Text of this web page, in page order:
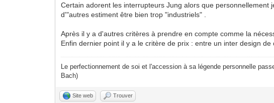
Certain adorent les interrupteurs Jung alors que
d'"autres estiment être bien trop "industriels" .
Après il y a d'autres critères à prendre en compte comme la
Enfin dernier point il y a le critère de prix : entre un inter design
Le perfectionnement de soi et l'accession à sa légende personnelle
Bach)
Site web Trouver